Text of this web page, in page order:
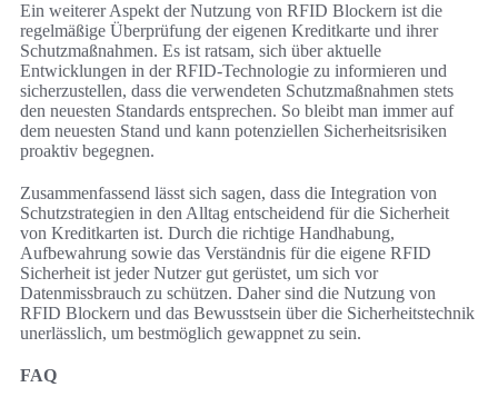
Ein weiterer Aspekt der Nutzung von RFID Blockern ist die
regelmäßige Überprüfung der eigenen Kreditkarte und ihrer
Schutzmaßnahmen. Es ist ratsam, sich über aktuelle
Entwicklungen in der RFID-Technologie zu informieren und
sicherzustellen, dass die verwendeten Schutzmaßnahmen stets
den neuesten Standards entsprechen. So bleibt man immer auf
dem neuesten Stand und kann potenziellen Sicherheitsrisiken
proaktiv begegnen.
Zusammenfassend lässt sich sagen, dass die Integration von
Schutzstrategien in den Alltag entscheidend für die Sicherheit
von Kreditkarten ist. Durch die richtige Handhabung,
Aufbewahrung sowie das Verständnis für die eigene RFID
Sicherheit ist jeder Nutzer gut gerüstet, um sich vor
Datenmissbrauch zu schützen. Daher sind die Nutzung von
RFID Blockern und das Bewusstsein über die Sicherheitstechnik
unerlässlich, um bestmöglich gewappnet zu sein.
FAQ